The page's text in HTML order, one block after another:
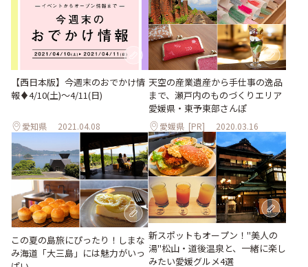
【西日本版】今週末のおでかけ情
報♦︎4/10(土)〜4/11(日)
愛知県 2021.04.08
天空の産業遺産から手仕事の逸品
まで、瀬戸内のものづくりエリア
愛媛県・東予東部さんぽ
愛媛県 [PR] 2020.03.16
この夏の島旅にぴったり！しまな
み海道「大三島」には魅力がいっ
新スポットもオープン！"美人の
湯"松山・道後温泉と、一緒に楽し
みたい愛媛グルメ4選